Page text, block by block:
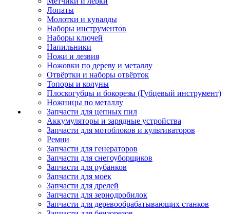
Лопаты
Молотки и кувалды
Наборы инструментов
Наборы ключей
Напильники
Ножи и лезвия
Ножовки по дереву и металлу
Отвёртки и наборы отвёрток
Топоры и колуны
Плоскогубцы и бокорезы (Губцевый инструмент)
Ножницы по металлу
Запчасти для цепных пил
Аккумуляторы и зарядные устройства
Запчасти для мотоблоков и культиваторов
Ремни
Запчасти для генераторов
Запчасти для снегоуборщиков
Запчасти для рубанков
Запчасти для моек
Запчасти для дрелей
Запчасти для зернодробилок
Запчасти для деревообрабатывающих станков